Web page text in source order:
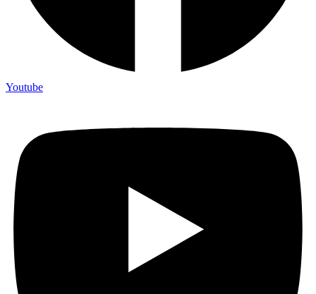
Youtube